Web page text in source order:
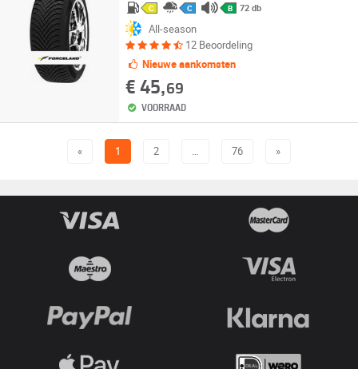
C C B 72 db
All-season
12 Beoordeling
Nieuwe aankomsten
€ 45,69
VOORRAAD
« 1 2 … 76 »